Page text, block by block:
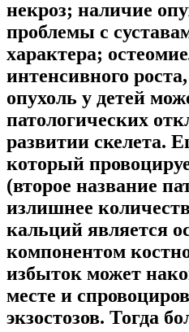
некроз; наличие
проблемы с
характера;
интенсивного
опухоль у детей
патологических
развитии скелета.
который
(второе название
излишнее
кальций является
компонентом
избыток может
месте и
экзостозов. Тогда